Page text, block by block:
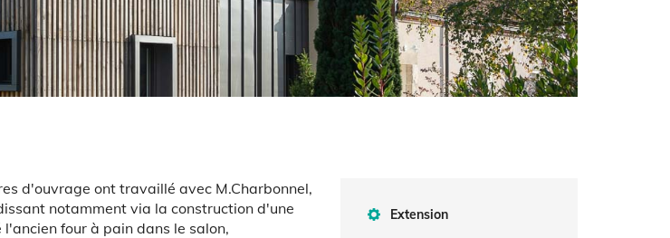
d'ouvrage ont travaillé avec M.Charbonnel,
notamment via la construction d'une
four à pain dans le salon,
Extension